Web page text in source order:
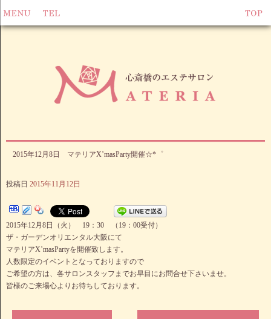
2015年12月8日 マテリアX’masParty開催☆*゜
投稿日 2015年11月12日
2015年12月8日（火） 19：30 （19：00受付）
ザ・ガーデンオリエンタル大阪にて
マテリアX’masPartyを開催致します。
人数限定のイベントとなっておりますので
ご希望の方は、各サロンスタッフまでお早目にお問合せ下さいませ。
皆様のご来場心よりお待ちしております。